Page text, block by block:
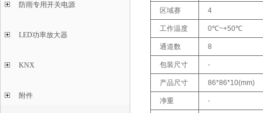
防雨专用开关电源
LED功率放大器
KNX
附件
区域赛 4
工作温度 0℃~+50℃
通道数 8
包装尺寸 -
产品尺寸 86*86*10(mm)
净重 -